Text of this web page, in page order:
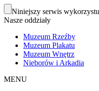
Niniejszy serwis
Nasze oddziały
Muzeum Rzeźby
Muzeum Plakatu
Muzeum Wnętrz
Nieborów i Arkadia
MENU